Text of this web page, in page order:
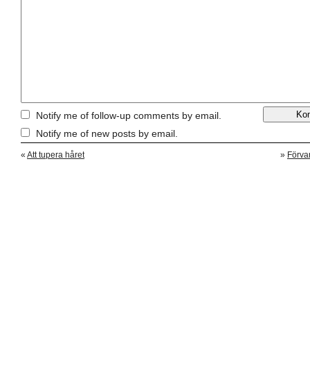
Notify me of follow-up comments by email.
Notify me of new posts by email.
« Att tupera håret »